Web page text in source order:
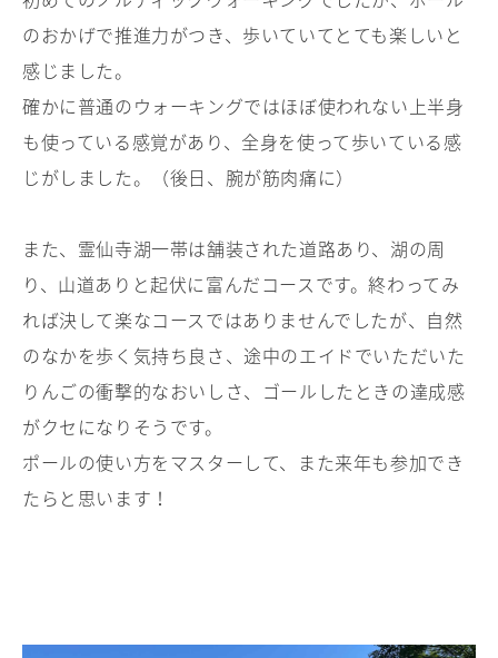
のおかげで推進力がつき、歩いていてとても楽しいと
感じました。
確かに普通のウォーキングではほぼ使われない上半身
も使っている感覚があり、全身を使って歩いている感
じがしました。（後日、腕が筋肉痛に）
また、霊仙寺湖一帯は舗装された道路あり、湖の周
り、山道ありと起伏に富んだコースです。終わってみ
れば決して楽なコースではありませんでしたが、自然
のなかを歩く気持ち良さ、途中のエイドでいただいた
りんごの衝撃的なおいしさ、ゴールしたときの達成感
がクセになりそうです。
ポールの使い方をマスターして、また来年も参加でき
たらと思います！